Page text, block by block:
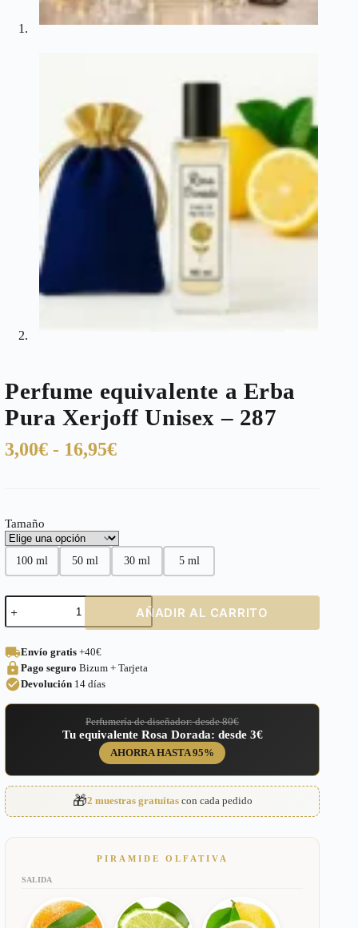
Perfume equivalente a Erba
Pura Xerjoff Unisex – 287
3,00€ - 16,95€Rango
3,00€
hasta
16,95€
Tamaño
100 ml 50 ml 30 ml 5 ml
Perfume
equivalente
a
Pura
Xerjoff
Unisex
287
AÑADIR AL CARRITO
Envío gratis +40€
Pago seguro Bizum + Tarjeta
Devolución 14 días
Perfumería de diseñador: desde 80€
Tu equivalente Rosa Dorada: desde 3€
AHORRA HASTA 95%
🎁2 muestras gratuitascon cada pedido
PIRAMIDE OLFATIVA
SALIDA